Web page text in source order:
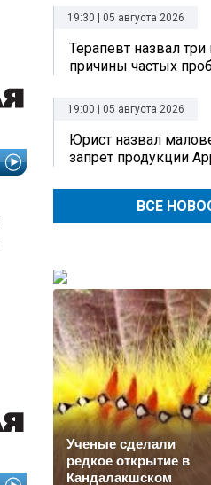
19:30 | 05 августа 2026
Терапевт назвал
причины частых
19:00 | 05 августа 2026
Юрист назвал
запрет продукции
ВСЕ
Ученые сделали
редкое открытие в
Кандалакшском